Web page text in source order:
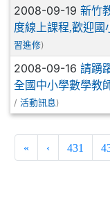
2008-09-19 新竹
度線上課程,歡迎國
習進修)
2008-09-16 請踴
全國中小學數學教
/ 活動訊息 )
« ‹ 431